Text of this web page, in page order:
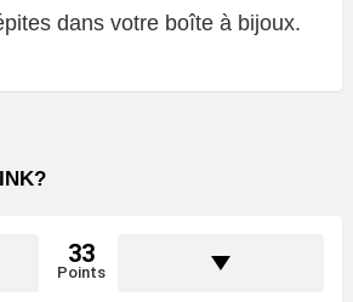
dans votre boîte à bijoux.
33
Points